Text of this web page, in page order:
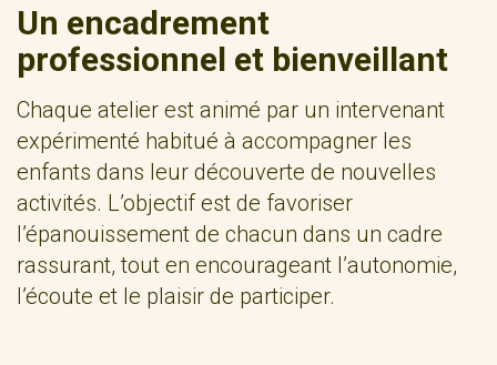
Un encadrement
professionnel et bienveillant
Chaque atelier est animé par un intervenant
expérimenté habitué à accompagner les
enfants dans leur découverte de nouvelles
activités. L’objectif est de favoriser
l’épanouissement de chacun dans un cadre
rassurant, tout en encourageant l’autonomie,
l’écoute et le plaisir de participer.